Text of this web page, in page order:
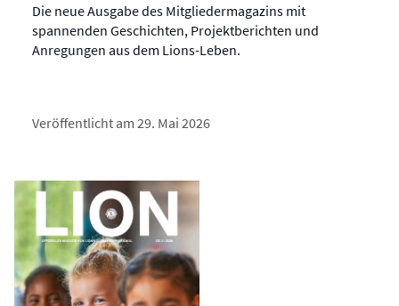
Die neue Ausgabe des Mitgliedermagazins mit
spannenden Geschichten, Projektberichten und
Anregungen aus dem Lions-Leben.
Veröffentlicht am 29. Mai 2026